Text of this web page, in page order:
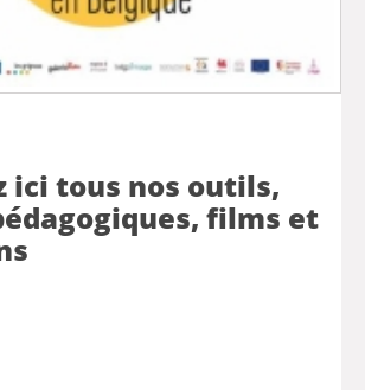
ici tous nos outils,
films et